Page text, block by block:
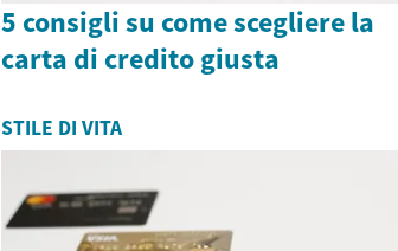
5 consigli su come scegliere la
carta di credito giusta
STILE DI VITA